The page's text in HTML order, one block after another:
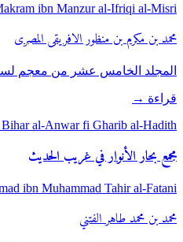
ibn Manzur al-Ifriqi al-Misri
محمد بن مكرم بن منظور الافريقى المصرى
المجلد الخامس عشر من معجم
قراءة →
al-Anwar fi Gharib al-Hadith
مجمع بحار الأنوار في غريب الحديث
ibn Muhammad Tahir al-Fatani
محمد بن محمد طاهر الفتني